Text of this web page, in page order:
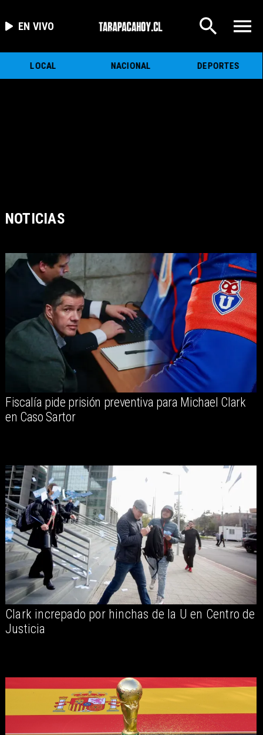
EN VIVO
LOCAL NACIONAL DEPORTES
NOTICIAS
Fiscalía pide prisión preventiva para Michael Clark
en Caso Sartor
Clark increpado por hinchas de la U en Centro de
Justicia